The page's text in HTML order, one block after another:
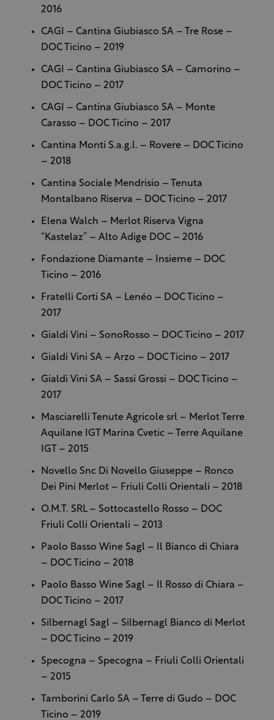
2016
CAGI – Cantina Giubiasco SA – Tre Rose –
DOC Ticino – 2019
CAGI – Cantina Giubiasco SA – Camorino –
DOC Ticino – 2017
CAGI – Cantina Giubiasco SA – Monte
Carasso – DOC Ticino – 2017
Cantina Monti S.a.g.l. – Rovere – DOC Ticino
– 2018
Cantina Sociale Mendrisio – Tenuta
Montalbano Riserva – DOC Ticino – 2017
Elena Walch – Merlot Riserva Vigna
“Kastelaz” – Alto Adige DOC – 2016
Fondazione Diamante – Insieme – DOC
Ticino – 2016
Fratelli Corti SA – Lenéo – DOC Ticino –
2017
Gialdi Vini – SonoRosso – DOC Ticino – 2017
Gialdi Vini SA – Arzo – DOC Ticino – 2017
Gialdi Vini SA – Sassi Grossi – DOC Ticino –
2017
Masciarelli Tenute Agricole srl – Merlot Terre
Aquilane IGT Marina Cvetic – Terre Aquilane
IGT – 2015
Novello Snc Di Novello Giuseppe – Ronco
Dei Pini Merlot – Friuli Colli Orientali – 2018
O.M.T. SRL – Sottocastello Rosso – DOC
Friuli Colli Orientali – 2013
Paolo Basso Wine Sagl – Il Bianco di Chiara
– DOC Ticino – 2018
Paolo Basso Wine Sagl – Il Rosso di Chiara –
DOC Ticino – 2017
Silbernagl Sagl – Silbernagl Bianco di Merlot
– DOC Ticino – 2019
Specogna – Specogna – Friuli Colli Orientali
– 2015
Tamborini Carlo SA – Terre di Gudo – DOC
Ticino – 2019